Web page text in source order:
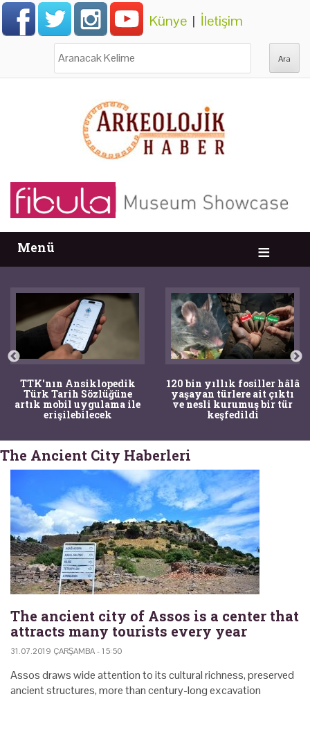
Künye | İletişim
Menü
TTK'nın Ansiklopedik
Türk Tarih Sözlüğüne
artık mobil uygulama ile
erişilebilecek
120 bin yıllık fosiller hâlâ
yaşayan türlere ait çıktı
ve nesli kurumuş bir tür
keşfedildi
The Ancient City Haberleri
The ancient city of Assos is a center that
attracts many tourists every year
31.07.2019 ÇARŞAMBA - 15:50
Assos draws wide attention to its cultural richness, preserved
ancient structures, more than century-long excavation